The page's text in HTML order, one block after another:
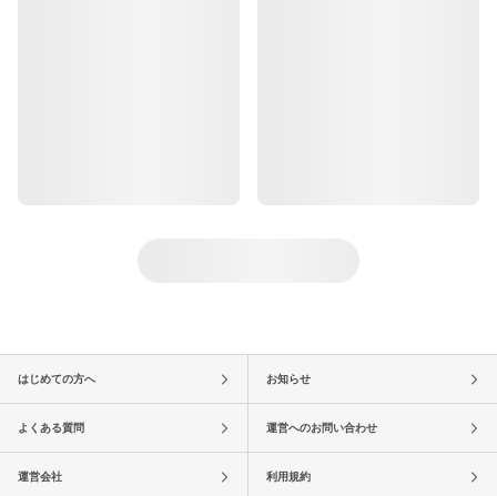
はじめての方へ お知らせ
よくある質問 運営へのお問い合わせ
運営会社 利用規約